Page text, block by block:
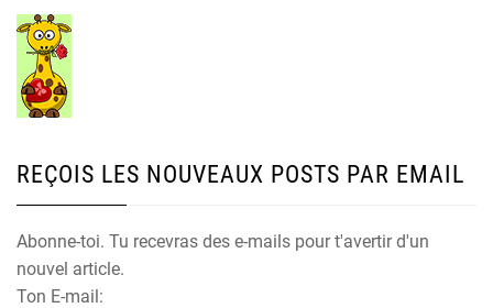
REÇOIS LES NOUVEAUX POSTS PAR EMAIL
Abonne-toi. Tu recevras des e-mails pour t'avertir d'un
nouvel article.
Ton E-mail: